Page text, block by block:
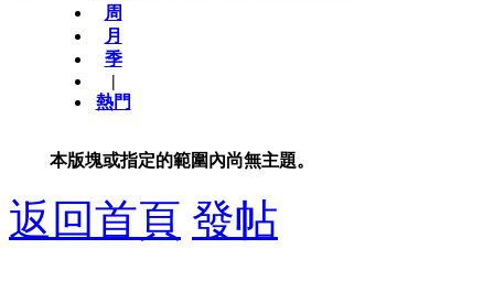
周
月
季
|
熱門
本版塊或指定的範圍內尚無主題。
返回首頁 發帖